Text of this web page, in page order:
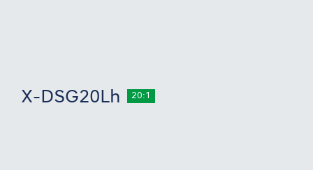
X-DSG20Lh 20:1